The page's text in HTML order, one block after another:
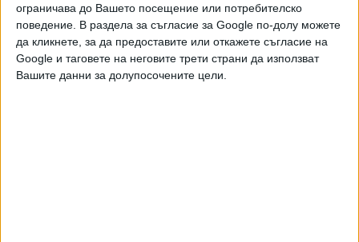
ограничава до Вашето посещение или потребителско
поведение. В раздела за съгласие за Google по-долу можете
да кликнете, за да предоставите или откажете съгласие на
Google и таговете на неговите трети страни да използват
Вашите данни за долупосочените цели.
Двама кандидат-президенти се борят за любовта на
Радев
НАЙ-ЧЕТЕНИ днес седмица месец